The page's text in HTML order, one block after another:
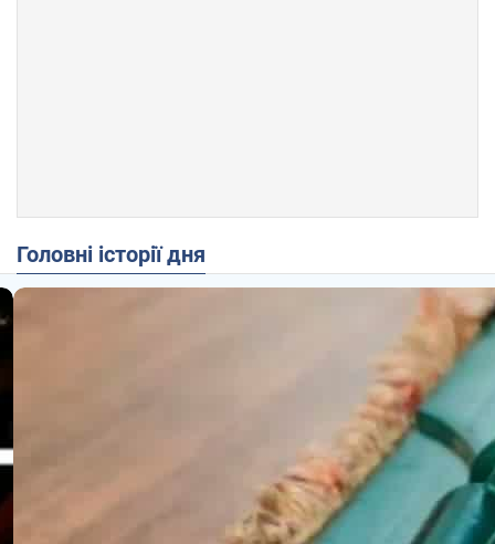
Головні історії дня